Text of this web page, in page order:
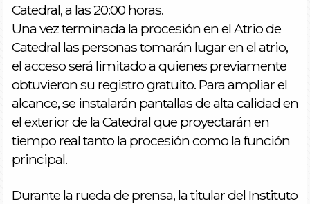
Catedral, a las 20:00 horas.
Una vez terminada la procesión en el Atrio de
Catedral las personas tomarán lugar en el atrio,
el acceso será limitado a quienes previamente
obtuvieron su registro gratuito. Para ampliar el
alcance, se instalarán pantallas de alta calidad en
el exterior de la Catedral que proyectarán en
tiempo real tanto la procesión como la función
principal.
Durante la rueda de prensa, la titular del Instituto